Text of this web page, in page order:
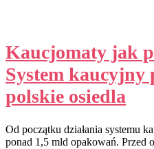
Kaucjomaty jak
System kaucyjny
polskie osiedla
Od początku działania systemu
ponad 1,5 mld opakowań. Przed